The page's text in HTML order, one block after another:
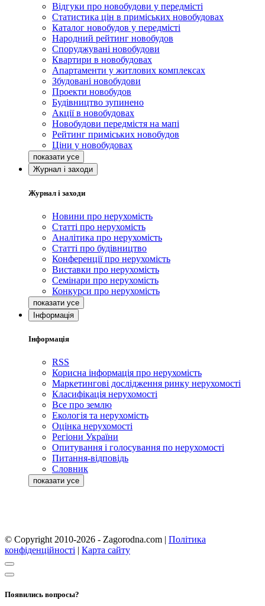
Відгуки про новобудови у передмісті
Статистика цін в приміських новобудовах
Каталог новобудов у передмісті
Народний рейтинг новобудов
Споруджувані новобудови
Квартири в новобудовах
Апартаменти у житлових комплексах
Збудовані новобудови
Проекти новобудов
Будівництво зупинено
Акції в новобудовах
Новобудови передмістя на мапі
Рейтинг приміських новобудов
Ціни у новобудовах
Журнал і заходи
Журнал і заходи
Новини про нерухомість
Статті про нерухомість
Аналітика про нерухомість
Статті про будівництво
Конференції про нерухомість
Виставки про нерухомість
Семінари про нерухомість
Конкурси про нерухомість
Інформація
Інформація
RSS
Корисна інформація про нерухомість
Маркетингові дослідження ринку нерухомості
Класифікація нерухомості
Все про землю
Екологія та нерухомість
Оцінка нерухомості
Регіони України
Опитування і голосування по нерухомості
Питання-відповідь
Словник
© Copyright 2010-2026 - Zagorodna.com | Політика
конфіденційності | Карта сайту
Появились вопросы?